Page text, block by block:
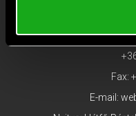
1117
Fax:
E-mail: